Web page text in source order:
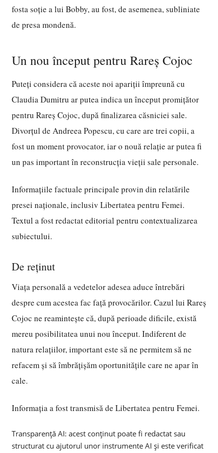
fosta soție a lui Bobby, au fost, de asemenea, subliniate
de presa mondenă.
Un nou început pentru Rareș Cojoc
Puteți considera că aceste noi apariții împreună cu
Claudia Dumitru ar putea indica un început promițător
pentru Rareș Cojoc, după finalizarea căsniciei sale.
Divorțul de Andreea Popescu, cu care are trei copii, a
fost un moment provocator, iar o nouă relație ar putea fi
un pas important în reconstrucția vieții sale personale.
Informațiile factuale principale provin din relatările
presei naționale, inclusiv Libertatea pentru Femei.
Textul a fost redactat editorial pentru contextualizarea
subiectului.
De reținut
Viața personală a vedetelor adesea aduce întrebări
despre cum acestea fac față provocărilor. Cazul lui Rareș
Cojoc ne reamintește că, după perioade dificile, există
mereu posibilitatea unui nou început. Indiferent de
natura relațiilor, important este să ne permitem să ne
refacem și să îmbrățișăm oportunitățile care ne apar în
cale.
Informația a fost transmisă de Libertatea pentru Femei.
Transparență AI: acest conținut poate fi redactat sau
structurat cu ajutorul unor instrumente AI și este verificat